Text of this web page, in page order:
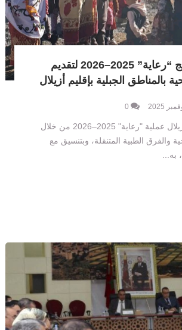
استمرار برنامج “رعاية” 2025–2026 لتقديم
بالمناطق الجبلية بإقليم أزيلال
0
تتواصل بإقليم أزيلال عملية "رعاية" 2025–2026 من خلال
والفرق الطبية المتنقلة، وبتنسيق مع
به...